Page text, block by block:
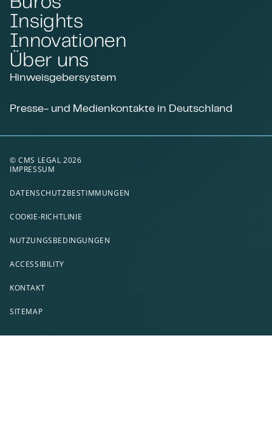
Insights
Innovationen
Über uns
Hinweisgebersystem
Presse- und Medienkontakte in Deutschland
© CMS LEGAL 2026
IMPRESSUM
DATENSCHUTZBESTIMMUNGEN
COOKIE-RICHTLINIE
NUTZUNGSBEDINGUNGEN
ACCESSIBILITY
KONTAKT
SITEMAP